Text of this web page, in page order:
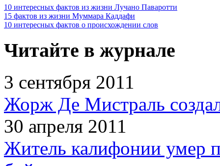
10 интересных фактов из жизни Лучано Паваротти
15 фактов из жизни Муммара Каддафи
10 интересных фактов о происхождении слов
Читайте в журнале
3 сентября 2011
Жорж Де Мистраль
30 апреля 2011
Житель калифонии умер